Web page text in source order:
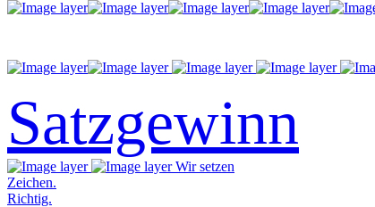
Satzgewinn
Wir setzen
Zeichen.
Richtig.